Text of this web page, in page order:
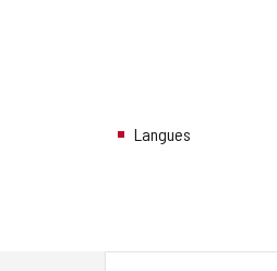
Langues